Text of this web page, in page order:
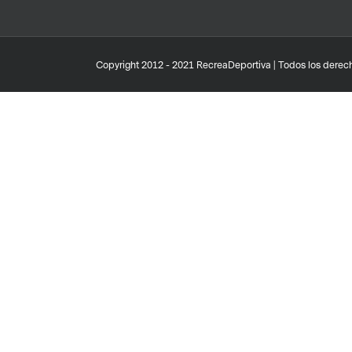
Copyright 2012 - 2021 RecreaDeportiva | Todos los